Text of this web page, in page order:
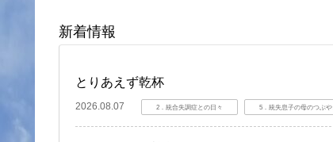
新着情報
とりあえず乾杯
2026.08.07 2．統合失調症との日々 5．統失息子の母のつぶや